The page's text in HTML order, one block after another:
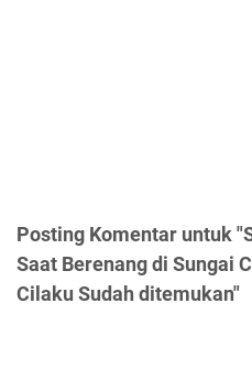
Posting Komentar untuk
Saat Berenang di Sungai
Cilaku Sudah ditemukan"